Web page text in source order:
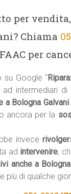
per
Chiama
per
su Google “
intermediari di
a Bologna Galvani
ancora per la
invece
ad intervenire,
anche a
più di qualche